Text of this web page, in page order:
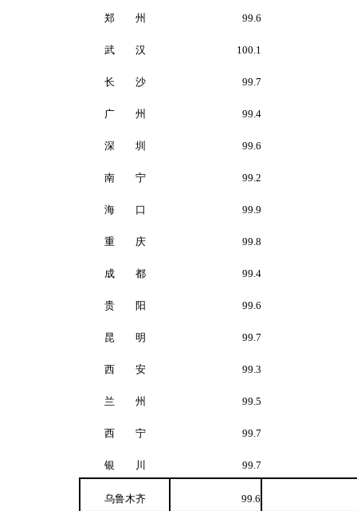
郑 州 99.6
武 汉 100.1
长 沙 99.7
广 州 99.4
深 圳 99.6
南 宁 99.2
海 口 99.9
重 庆 99.8
成 都 99.4
贵 阳 99.6
昆 明 99.7
西 安 99.3
兰 州 99.5
西 宁 99.7
银 川 99.7
乌鲁木齐 99.6